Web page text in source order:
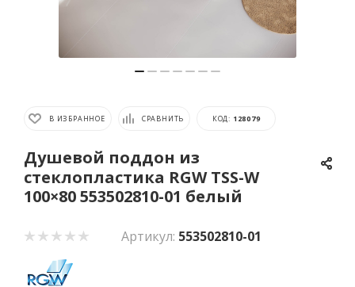
В ИЗБРАННОЕ СРАВНИТЬ КОД: 128079
Душевой поддон из
стеклопластика RGW TSS-W
100×80 553502810-01 белый
Артикул: 553502810-01